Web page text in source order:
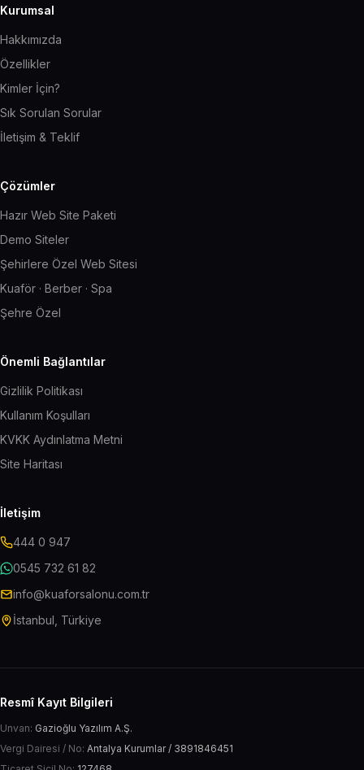
Kurumsal
Hakkımızda
Özellikler
Kimler İçin?
Sık Sorulan Sorular
İletişim & Teklif
Çözümler
Hazır Web Site Paketi
Demo Siteler
Şehirlere Özel Web Sitesi
Kuaför · Berber · Spa
Şehre Özel
Önemli Bağlantılar
Gizlilik Politikası
Kullanım Koşulları
KVKK Aydınlatma Metni
Site Haritası
İletişim
444 0 947
0545 732 61 82
info@kuaforsalonu.com.tr
İstanbul, Türkiye
Resmî Kayıt Bilgileri
Unvan: Gazioğlu Yazılım A.Ş.
Vergi Dairesi / No: Antalya Kurumlar / 3891846451